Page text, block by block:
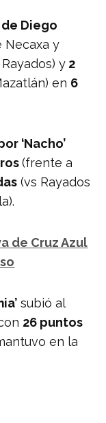
Diego
Necaxa y
y 2
en 6
‘Nacho’
(frente a
(vs Rayados
de Cruz Azul
subió al
26 puntos
en la